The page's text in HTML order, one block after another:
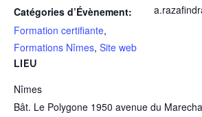
Catégories d’Évènement:
Formation certifiante,
Formations Nîmes, Site web
LIEU
Nîmes
Bât. Le Polygone 1950 avenue du